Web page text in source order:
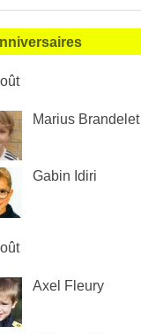
Marius Brandelet
Gabin Idiri
Axel Fleury